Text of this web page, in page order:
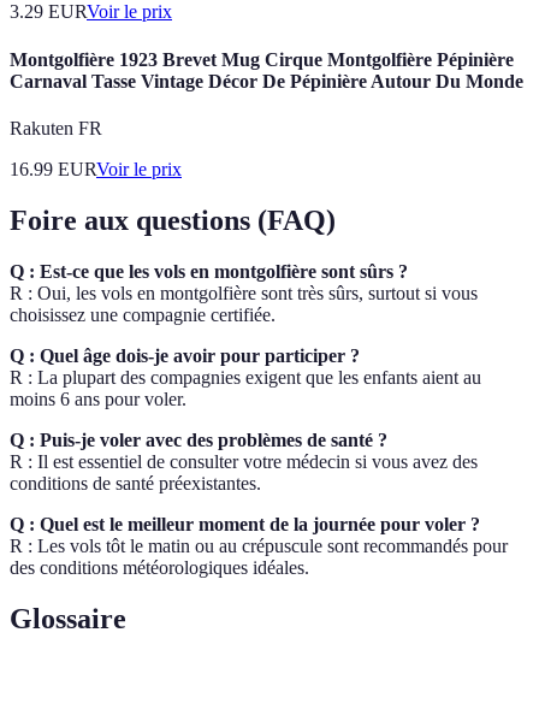
3.29 EURVoir le prix
Montgolfière 1923 Brevet Mug Cirque Montgolfière Pépinière
Carnaval Tasse Vintage Décor De Pépinière Autour Du Monde
Rakuten FR
16.99 EURVoir le prix
Foire aux questions (FAQ)
Q : Est-ce que les vols en montgolfière sont sûrs ?
R : Oui, les vols en montgolfière sont très sûrs, surtout si vous
choisissez une compagnie certifiée.
Q : Quel âge dois-je avoir pour participer ?
R : La plupart des compagnies exigent que les enfants aient au
moins 6 ans pour voler.
Q : Puis-je voler avec des problèmes de santé ?
R : Il est essentiel de consulter votre médecin si vous avez des
conditions de santé préexistantes.
Q : Quel est le meilleur moment de la journée pour voler ?
R : Les vols tôt le matin ou au crépuscule sont recommandés pour
des conditions météorologiques idéales.
Glossaire